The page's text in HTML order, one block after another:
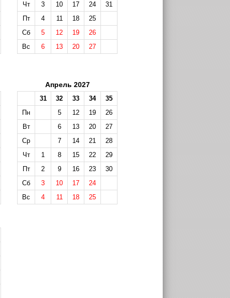
Чт
3 10 17 24
31
Пт
4 11 18
25
Сб
5 12 19
26
Вс
6 13 20 27
Апрель 2027
31 32 33 34
35
Пн
5 12 19
26
Вт
6 13 20
27
Ср
7 14 21
28
Чт
1 8 15 22
29
Пт
2 9 16 23
30
Сб
3 10 17
24
Вс
4 11 18 25